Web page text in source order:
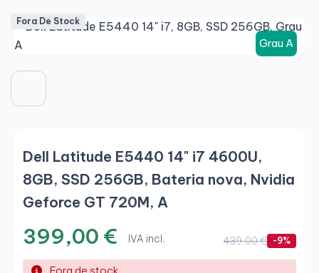
Grau A
Fora De Stock
Dell Latitude E5440 14" i7 4600U,
8GB, SSD 256GB, Bateria nova, Nvidia
Geforce GT 720M, A
399,00 € IVA incl. 439,00 € -9%